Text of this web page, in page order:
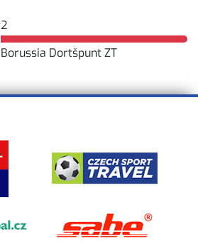
2
Borussia Dortšpunt ZT